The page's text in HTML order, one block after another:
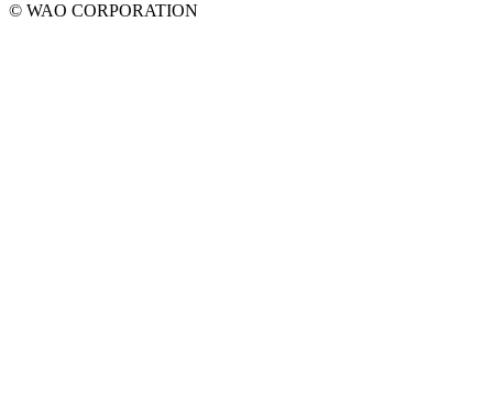
© WAO CORPORATION